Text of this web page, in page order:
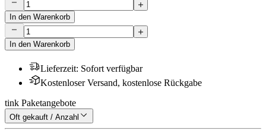
In den Warenkorb
In den Warenkorb
Lieferzeit: Sofort verfügbar
Kostenloser Versand, kostenlose Rückgabe
tink Paketangebote
Oft gekauft / Anzahl